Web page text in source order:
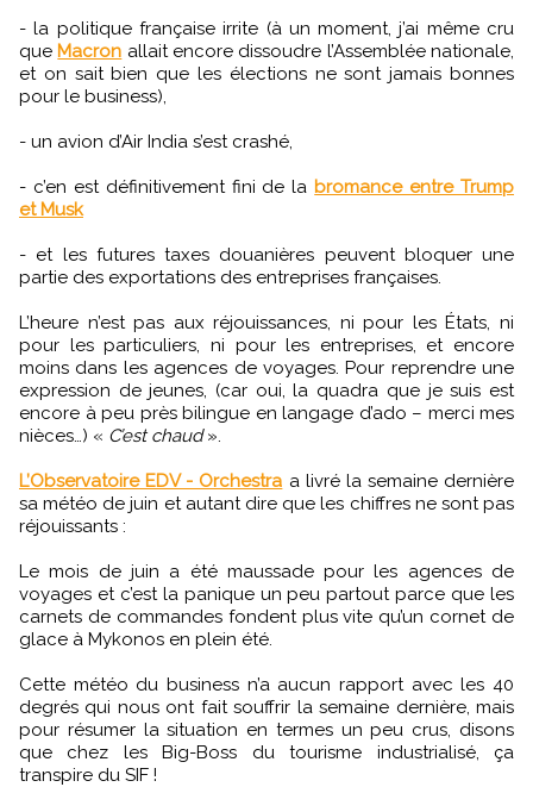
- la politique française irrite (à un moment, j’ai même cru
que Macron allait encore dissoudre l’Assemblée nationale,
et on sait bien que les élections ne sont jamais bonnes
pour le business),
- un avion d’Air India s’est crashé,
- c’en est définitivement fini de la bromance entre Trump
et Musk
- et les futures taxes douanières peuvent bloquer une
partie des exportations des entreprises françaises.
L’heure n’est pas aux réjouissances, ni pour les États, ni
pour les particuliers, ni pour les entreprises, et encore
moins dans les agences de voyages. Pour reprendre une
expression de jeunes, (car oui, la quadra que je suis est
encore à peu près bilingue en langage d’ado – merci mes
nièces…) « C’est chaud».
L’Observatoire EDV - Orchestra a livré la semaine dernière
sa météo de juin et autant dire que les chiffres ne sont pas
réjouissants :
Le mois de juin a été maussade pour les agences de
voyages et c’est la panique un peu partout parce que les
carnets de commandes fondent plus vite qu’un cornet de
glace à Mykonos en plein été.
Cette météo du business n’a aucun rapport avec les 40
degrés qui nous ont fait souffrir la semaine dernière, mais
pour résumer la situation en termes un peu crus, disons
que chez les Big-Boss du tourisme industrialisé, ça
transpire du SIF !